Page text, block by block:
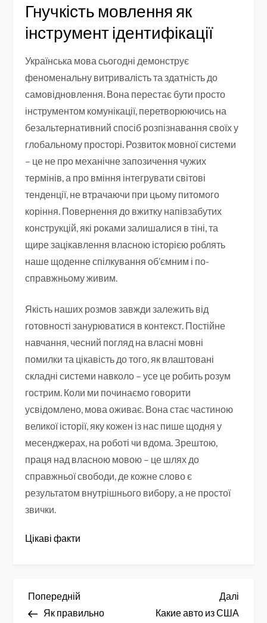
Гнучкість мовлення як
інструмент ідентифікації
Українська мова сьогодні демонструє
феноменальну витривалість та здатність до
самовідновлення. Вона перестає бути просто
інструментом комунікації, перетворюючись на
безальтернативний спосіб розпізнавання своїх у
глобальному просторі. Розвиток мовної системи
– це не про механічне запозичення чужих
термінів, а про вміння інтегрувати світові
тенденції, не втрачаючи при цьому питомого
коріння. Повернення до вжитку напівзабутих
конструкцій, які роками залишалися в тіні, та
щире зацікавлення власною історією роблять
наше щоденне спілкування об’ємним і по-
справжньому живим.
Якість наших розмов завжди залежить від
готовності занурюватися в контекст. Постійне
навчання, чесний погляд на власні мовні
помилки та цікавість до того, як влаштовані
складні системи навколо – усе це робить розум
гострим. Коли ми починаємо говорити
усвідомлено, мова оживає. Вона стає частиною
великої історії, яку кожен із нас пише щодня у
месенджерах, на роботі чи вдома. Зрештою,
праця над власною мовою – це шлях до
справжньої свободи, де кожне слово є
результатом внутрішнього вибору, а не простої
звички.
Цікаві факти
Н
Попередній
запис
Попередній
Як правильно
запис
Далі
Какие авто из США